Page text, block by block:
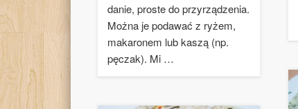
danie, proste do przyrządzenia.
Można je podawać z ryżem,
makaronem lub kaszą (np.
pęczak). Mi …